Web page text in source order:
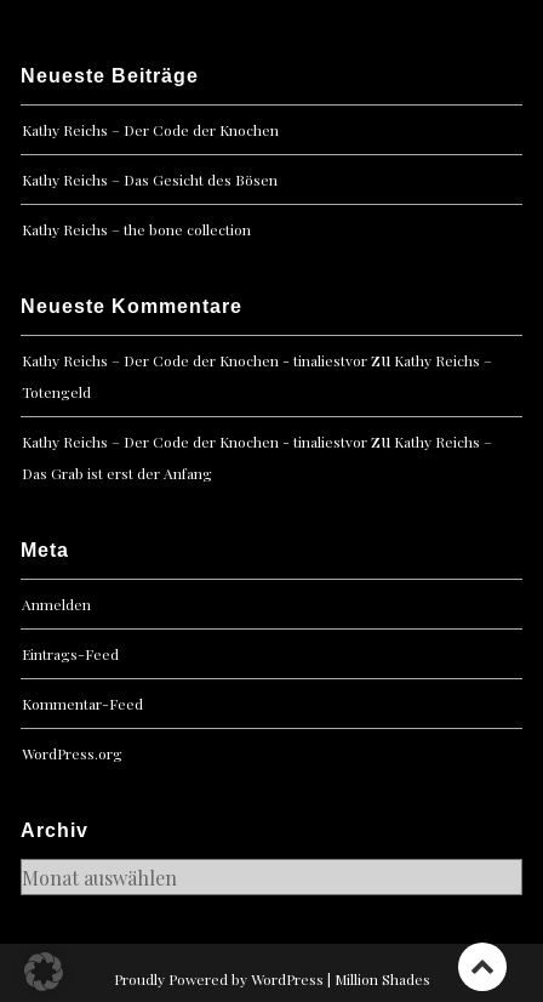
Neueste Beiträge
Kathy Reichs – Der Code der Knochen
Kathy Reichs – Das Gesicht des Bösen
Kathy Reichs – the bone collection
Neueste Kommentare
Kathy Reichs – Der Code der Knochen - tinaliestvorzu Kathy Reichs –
Totengeld
Kathy Reichs – Der Code der Knochen - tinaliestvorzu Kathy Reichs –
Das Grab ist erst der Anfang
Meta
Anmelden
Eintrags-Feed
Kommentar-Feed
WordPress.org
Archiv
Archiv
Proudly Powered by WordPress | Million Shades